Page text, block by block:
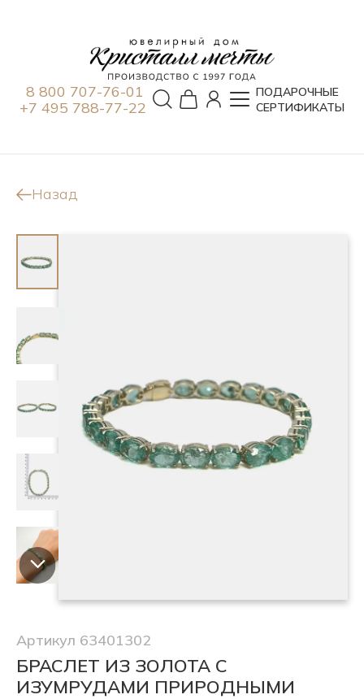
8 800 707-76-01
+7 495 788-77-22
ПОДАРОЧНЫЕ
СЕРТИФИКАТЫ
Назад
Артикул 63401302
БРАСЛЕТ ИЗ ЗОЛОТА С
ИЗУМРУДАМИ ПРИРОДНЫМИ